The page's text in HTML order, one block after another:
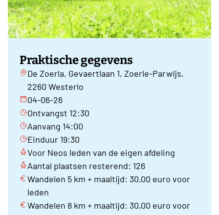
Praktische gegevens
De Zoerla, Gevaertlaan 1, Zoerle-Parwijs,
2260 Westerlo
04-06-26
Ontvangst 12:30
Aanvang 14:00
Einduur 19:30
Voor Neos leden van de eigen afdeling
Aantal plaatsen resterend: 126
Wandelen 5 km + maaltijd: 30,00 euro voor
leden
Wandelen 8 km + maaltijd: 30,00 euro voor